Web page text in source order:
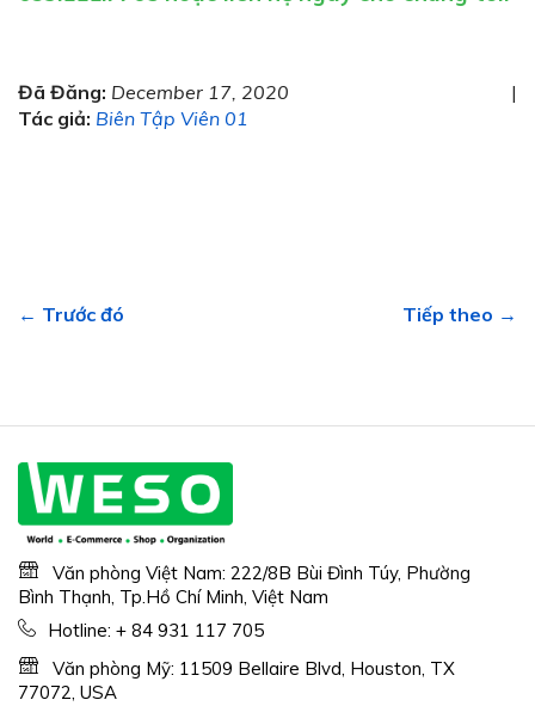
Đã Đăng: December 17, 2020
|
Tác giả: Biên Tập Viên 01
← Trước đó Tiếp theo →
Văn phòng Việt Nam: 222/8B Bùi Đình Túy, Phường
Bình Thạnh, Tp.Hồ Chí Minh, Việt Nam
Hotline: + 84 931 117 705
Văn phòng Mỹ: 11509 Bellaire Blvd, Houston, TX
77072, USA